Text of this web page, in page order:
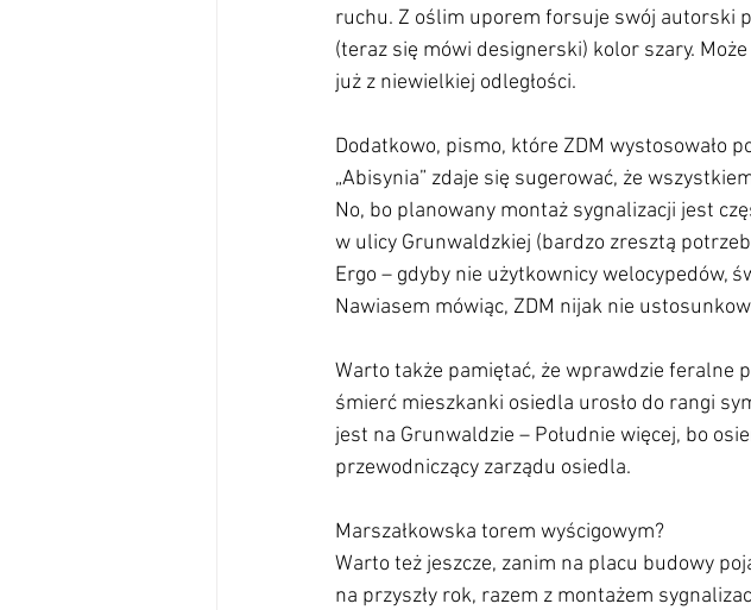
ruchu. Z oślim uporem forsuje swój autorski
(teraz się mówi designerski) kolor szary.
już z niewielkiej odległości.
Dodatkowo, pismo, które ZDM wystosowało
„Abisynia” zdaje się sugerować, że
No, bo planowany montaż sygnalizacji jest
w ulicy Grunwaldzkiej (bardzo zresztą
Ergo – gdyby nie użytkownicy welocypedów,
Nawiasem mówiąc, ZDM nijak nie
Warto także pamiętać, że wprawdzie feralne
śmierć mieszkanki osiedla urosło do rangi
jest na Grunwaldzie – Południe więcej, bo
przewodniczący zarządu osiedla.
Marszałkowska torem wyścigowym?
Warto też jeszcze, zanim na placu budowy
na przyszły rok, razem z montażem